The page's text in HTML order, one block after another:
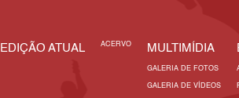
EDIÇÃO ATUAL ACERVO MULTIMÍDIA
GALERIA DE FOTOS
GALERIA DE VÍDEOS